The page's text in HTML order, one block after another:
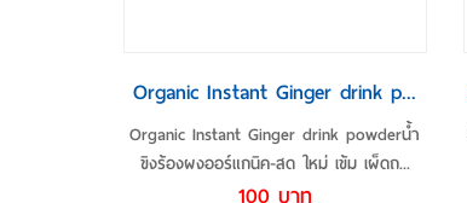
รายละเอียดเพิ่มเติม
Organic Instant Ginger drink p...
Organic Instant Ginger drink powderน้ำ
ขิงร้องผงออร์แกนิค-สด ใหม่ เข้ม เผ็ดถ...